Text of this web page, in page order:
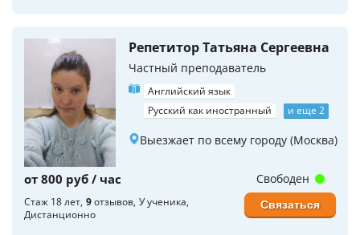
Репетитор Татьяна Сергеевна
Частный преподаватель
Английский язык
Русский как иностранный
и еще 2
Выезжает по всему городу (Москва)
от 800 руб / час
Стаж 18 лет 9отзывов У ученика
Дистанционно
Свободен
Связаться